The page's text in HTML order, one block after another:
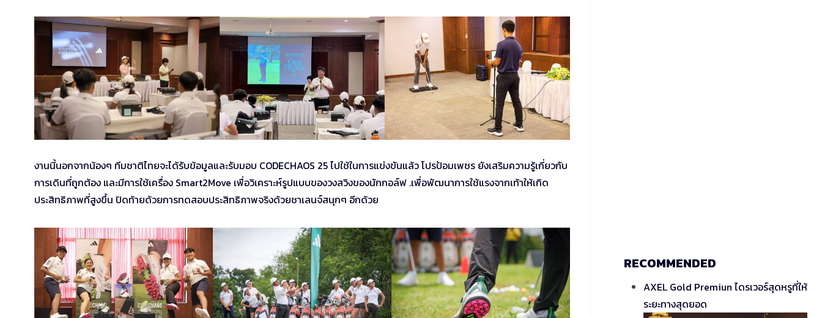
งานนี้นอกจากน้องๆ ทีมชาติไทยจะได้รับข้อมูลและรับมอบ CODECHAOS 25 ไปใช้ในการแข่งขันแล้ว โปรป้อมเพชร ยังเสริมความรู้เกี่ยวกับ
การเดินที่ถูกต้อง และมีการใช้เครื่อง Smart2Move เพื่อวิเคราะห์รูปแบบของวงสวิงของนักกอล์ฟ .เพื่อพัฒนาการใช้แรงจากเท้าให้เกิด
ประสิทธิภาพที่สูงขึ้น ปิดท้ายด้วยการทดสอบประสิทธิภาพจริงด้วยชาเลนจ์สนุกๆ อีกด้วย
RECOMMENDED
AXEL Gold Premiun ไดรเวอร์สุดหรูที่ให้
ระยะทางสุดยอด